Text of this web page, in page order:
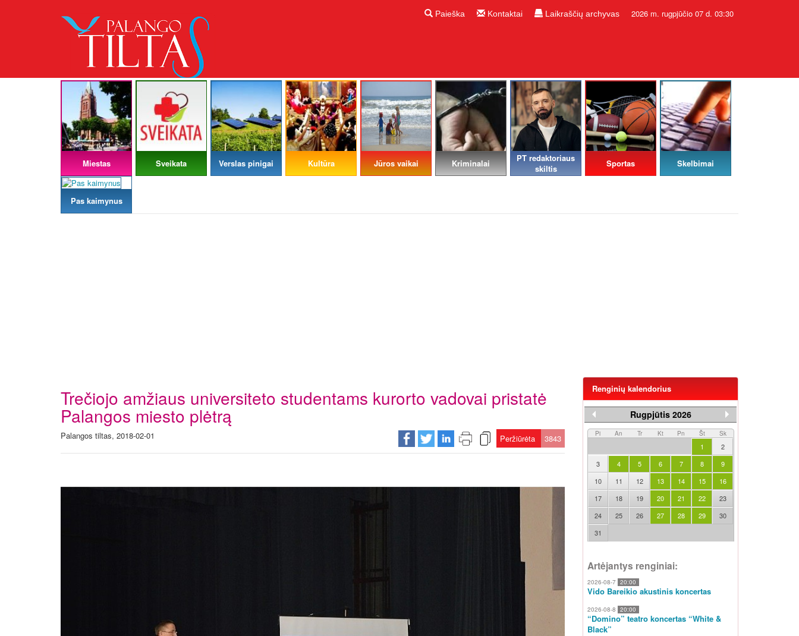
Paieška Kontaktai Laikraščių archyvas 2026 m. rugpjūčio 07 d. 03:30
Miestas Sveikata Verslas pinigai Kultūra Jūros vaikai Kriminalai
PT redaktoriaus
skiltis
Sportas Skelbimai
Pas kaimynus
Trečiojo amžiaus universiteto studentams kurorto vadovai pristatė
Palangos miesto plėtrą
Palangos tiltas, 2018-02-01 Peržiūrėta 3843
Renginių kalendorius
Rugpjūtis 2026
Pi An Tr Kt Pn Št Sk
1
2
3
4 5 6 7 8
9
10
11 12 13 14 15
16
17
18 19 20 21 22
23
24
25 26 27 28 29
30
31
Artėjantys renginiai:
2026-08-7 20:00
Vido Bareikio akustinis koncertas
2026-08-8 20:00
“Domino” teatro koncertas “White &
Black”